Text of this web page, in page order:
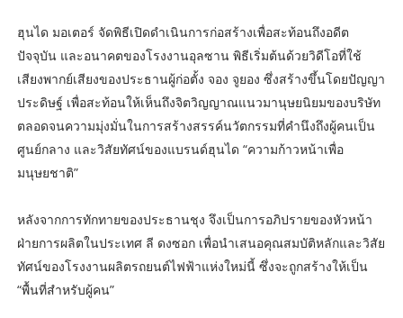
ฮุนได มอเตอร์ จัดพิธีเปิดดำเนินการก่อสร้างเพื่อสะท้อนถึงอดีต
ปัจจุบัน และอนาคตของโรงงานอุลซาน พิธีเริ่มต้นด้วยวิดีโอที่ใช้
เสียงพากย์เสียงของประธานผู้ก่อตั้ง จอง จูยอง ซึ่งสร้างขึ้นโดยปัญญา
ประดิษฐ์ เพื่อสะท้อนให้เห็นถึงจิตวิญญาณแนวมานุษยนิยมของบริษัท
ตลอดจนความมุ่งมั่นในการสร้างสรรค์นวัตกรรมที่คำนึงถึงผู้คนเป็น
ศูนย์กลาง และวิสัยทัศน์ของแบรนด์ฮุนได “ความก้าวหน้าเพื่อ
มนุษยชาติ”
หลังจากการทักทายของประธานชุง จึงเป็นการอภิปรายของหัวหน้า
ฝ่ายการผลิตในประเทศ ลี ดงซอก เพื่อนำเสนอคุณสมบัติหลักและวิสัย
ทัศน์ของโรงงานผลิตรถยนต์ไฟฟ้าแห่งใหม่นี้ ซึ่งจะถูกสร้างให้เป็น
“พื้นที่สำหรับผู้คน”